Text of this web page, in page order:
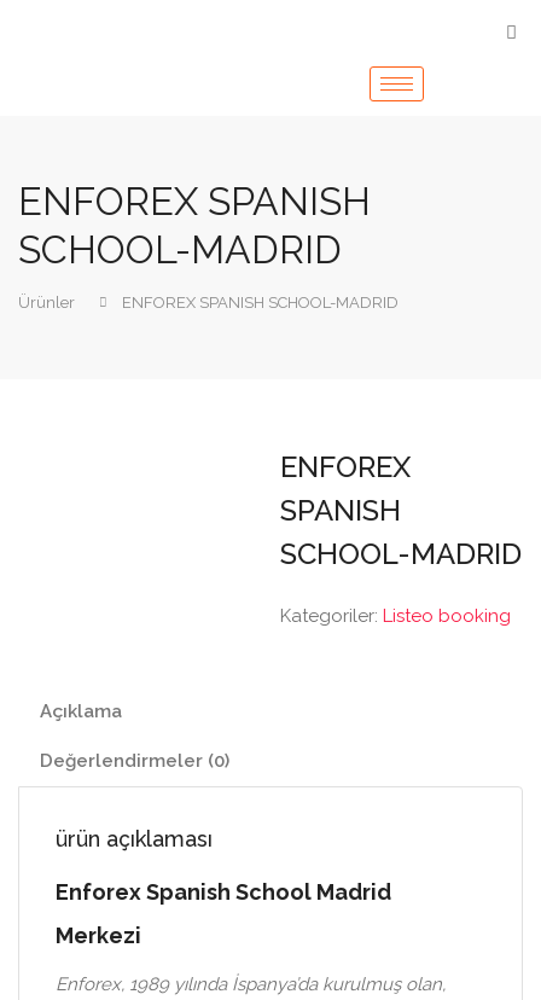
ENFOREX SPANISH
SCHOOL-MADRID
Ürünler ENFOREX SPANISH SCHOOL-MADRID
ENFOREX
SPANISH
SCHOOL-MADRID
Kategoriler:Listeo booking
Açıklama
Değerlendirmeler (0)
ürün açıklaması
Enforex Spanish School Madrid
Merkezi
Enforex, 1989 yılında İspanya’da kurulmuş olan,